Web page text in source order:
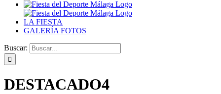
LA FIESTA
GALERÍA FOTOS
Buscar:
DESTACADO4